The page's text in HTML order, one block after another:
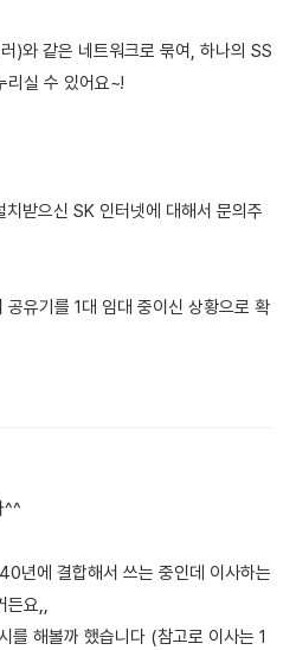
)와 같은 네트워크로 묶여, 하나의 SS
리실 수 있어요~!
받으신 SK 인터넷에 대해서 문의주
유기를 1대 임대 중이신 상황으로 확
^^
년에 결합해서 쓰는 중인데 이사하는
든요,,
를 해볼까 했습니다 (참고로 이사는 1